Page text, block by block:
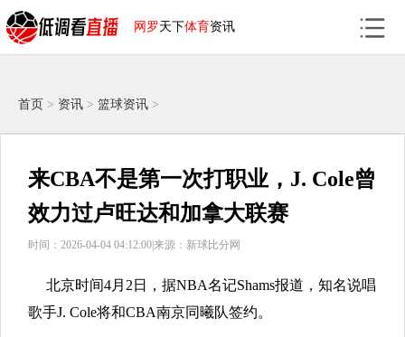
网罗天下体育资讯
首页 > 资讯 > 篮球资讯 >
来CBA不是第一次打职业，J. Cole曾
效力过卢旺达和加拿大联赛
时间：2026-04-04 04:12:00|来源：新球比分网
北京时间4月2日，据NBA名记Shams报道，知名说唱
歌手J. Cole将和CBA南京同曦队签约。